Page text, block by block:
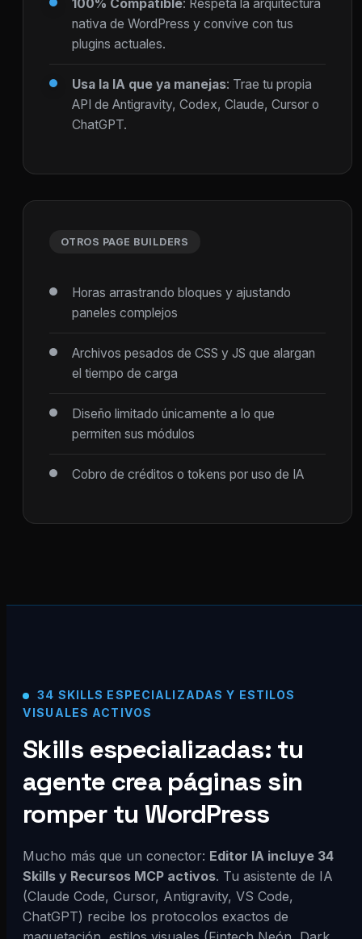
100% Compatible: Respeta la arquitectura
nativa de WordPress y convive con tus
plugins actuales.
Usa la IA que ya manejas: Trae tu propia
API de Antigravity, Codex, Claude, Cursor o
ChatGPT.
OTROS PAGE BUILDERS
Horas arrastrando bloques y ajustando
paneles complejos
Archivos pesados de CSS y JS que alargan
el tiempo de carga
Diseño limitado únicamente a lo que
permiten sus módulos
Cobro de créditos o tokens por uso de IA
34 SKILLS ESPECIALIZADAS Y ESTILOS
VISUALES ACTIVOS
Skills especializadas: tu
agente crea páginas sin
romper tu WordPress
Mucho más que un conector: Editor IA incluye 34
Skills y Recursos MCP activos. Tu asistente de IA
(Claude Code, Cursor, Antigravity, VS Code,
ChatGPT) recibe los protocolos exactos de